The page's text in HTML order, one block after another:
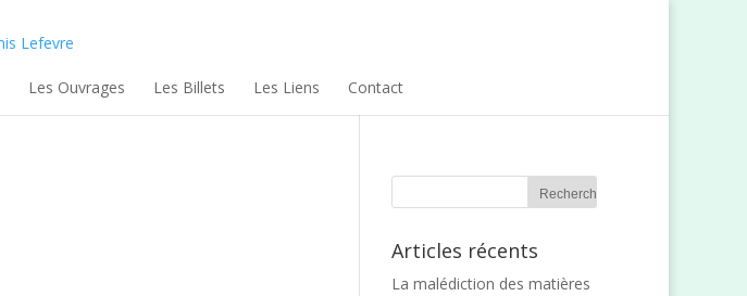
Les Ouvrages Les Billets Les Liens Contact
Articles récents
La malédiction des matières